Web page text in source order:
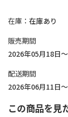
在庫
在庫あり
販売期間
2026年05月18日
配送期間
2026年06月11日
この商品を見